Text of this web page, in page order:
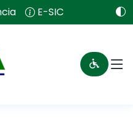
E-SIC